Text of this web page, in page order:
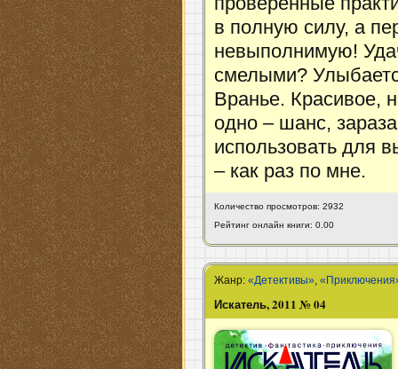
в полную силу, а
невыполнимую!
смелыми?
Вранье. Красивое,
одно – шанс,
использовать для
– как раз по мне.
Количество просмотров: 2932
Рейтинг онлайн книги: 0.00
Жанр:«Детективы» ,
Искатель, 2011 № 04